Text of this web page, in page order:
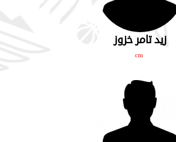
زيد تامر خزوز
cm